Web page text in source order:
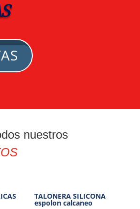
nuestros
TALONERA SILICONA
espolon calcaneo